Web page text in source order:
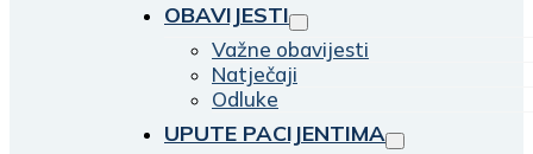
OBAVIJESTI
Važne obavijesti
Natječaji
Odluke
UPUTE PACIJENTIMA